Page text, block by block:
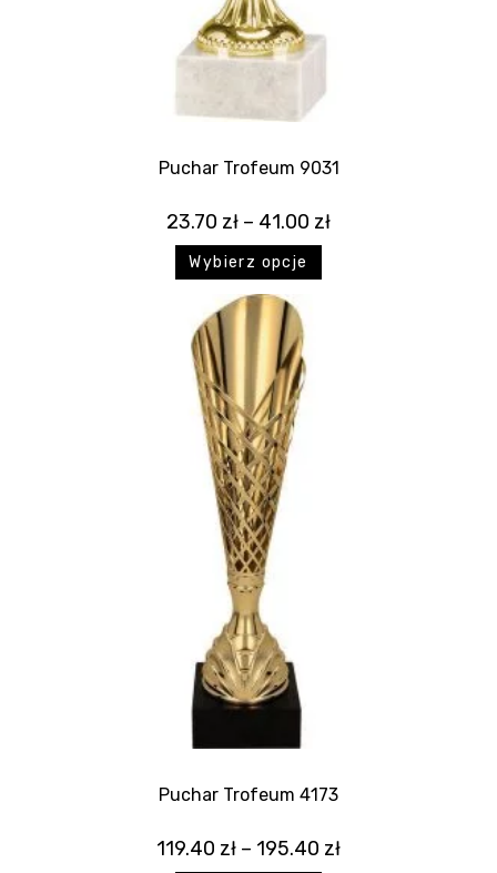
Puchar Trofeum 9031
23.70 zł – 41.00 zł
Wybierz opcje
Puchar Trofeum 4173
119.40 zł – 195.40 zł